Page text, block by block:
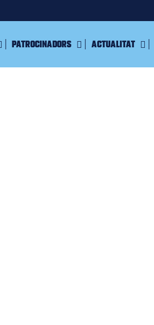
Patrocinadors Actualitat